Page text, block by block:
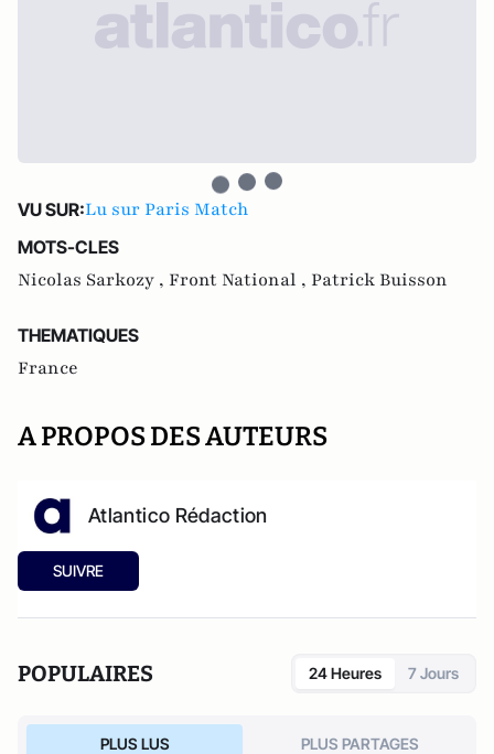
VU SUR:Lu sur Paris Match
MOTS-CLES
Nicolas Sarkozy , Front National , Patrick Buisson
THEMATIQUES
France
A PROPOS DES AUTEURS
Atlantico Rédaction
SUIVRE
POPULAIRES 24 Heures 7 Jours
PLUS LUS PLUS PARTAGES